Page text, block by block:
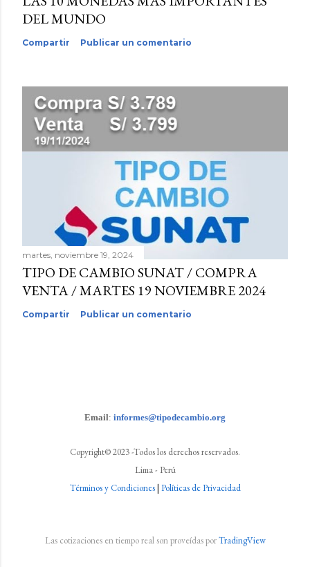
DEL MUNDO
Compartir Publicar un comentario
martes, noviembre 19, 2024
TIPO DE CAMBIO SUNAT / COMPRA
VENTA / MARTES 19 NOVIEMBRE 2024
Compartir Publicar un comentario
Email: informes@tipodecambio.org
Copyright© 2023 -Todos los derechos reservados.
Lima - Perú
Términos y Condiciones| Políticas de Privacidad
Las cotizaciones en tiempo real son proveídas porTradingView